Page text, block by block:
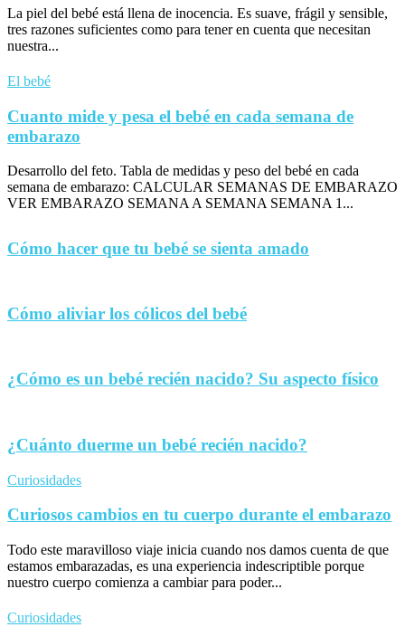
La piel del bebé está llena de inocencia. Es suave, frágil y sensible,
tres razones suficientes como para tener en cuenta que necesitan
nuestra...
El bebé
Cuanto mide y pesa el bebé en cada semana de
embarazo
Desarrollo del feto. Tabla de medidas y peso del bebé en cada
semana de embarazo: CALCULAR SEMANAS DE EMBARAZO
VER EMBARAZO SEMANA A SEMANA SEMANA 1...
Cómo hacer que tu bebé se sienta amado
Cómo aliviar los cólicos del bebé
¿Cómo es un bebé recién nacido? Su aspecto físico
¿Cuánto duerme un bebé recién nacido?
Curiosidades
Curiosos cambios en tu cuerpo durante el embarazo
Todo este maravilloso viaje inicia cuando nos damos cuenta de que
estamos embarazadas, es una experiencia indescriptible porque
nuestro cuerpo comienza a cambiar para poder...
Curiosidades